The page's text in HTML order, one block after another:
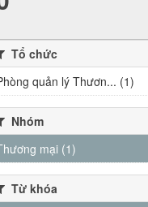
Tổ chức
quản lý Thươn... (1)
Nhóm
mại (1)
Từ khóa